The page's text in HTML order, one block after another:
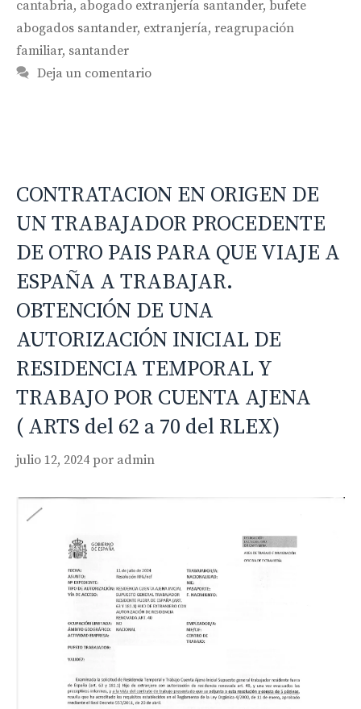
cantabria, abogado extranjería santander, bufete
abogados santander, extranjería, reagrupación
familiar, santander
Deja un comentario
CONTRATACION EN ORIGEN DE
UN TRABAJADOR PROCEDENTE
DE OTRO PAIS PARA QUE VIAJE A
ESPAÑA A TRABAJAR.
OBTENCIÓN DE UNA
AUTORIZACIÓN INICIAL DE
RESIDENCIA TEMPORAL Y
TRABAJO POR CUENTA AJENA
( ARTS del 62 a 70 del RLEX)
julio 12, 2024 por admin